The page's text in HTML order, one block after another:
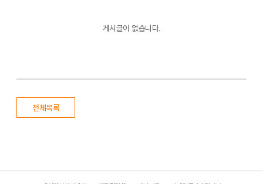
게시글이 없습니다.
전체목록